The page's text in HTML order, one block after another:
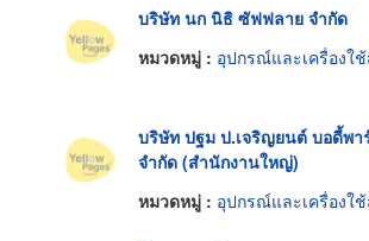
บริษัท นก นิธิ ซัฟฟลาย จำกัด
หมวดหมู่ : อุปกรณ์และเครื่องใช้สำ
บริษัท ปฐม ป.เจริญยนต์ บอดี้พ
จำกัด (สำนักงานใหญ่)
หมวดหมู่ : อุปกรณ์และเครื่องใช้สำ